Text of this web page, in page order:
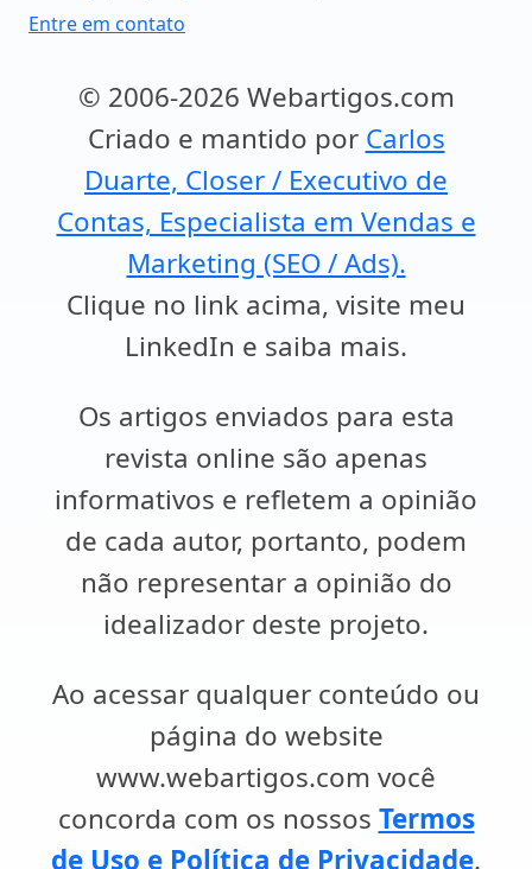
Entre em contato
© 2006-2026 Webartigos.com
Criado e mantido por Carlos
Duarte, Closer / Executivo de
Contas, Especialista em Vendas e
Marketing (SEO / Ads).
Clique no link acima, visite meu
LinkedIn e saiba mais.
Os artigos enviados para esta
revista online são apenas
informativos e refletem a opinião
de cada autor, portanto, podem
não representar a opinião do
idealizador deste projeto.
Ao acessar qualquer conteúdo ou
página do website
www.webartigos.com você
concorda com os nossos Termos
de Uso e Política de Privacidade.